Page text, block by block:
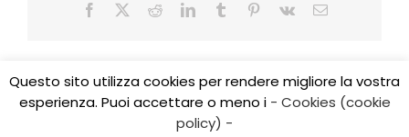
Facebook
RedditLinkedInTumblr Pinterest
Vk Email
Copyright 2017 CEDIDO v.2.3 | All Rights Reserved | Tel.
0761/325584
Questo sito utilizza cookies per rendere migliore la vostra
esperienza. Puoi accettare o meno i - Cookies (cookie
policy) -